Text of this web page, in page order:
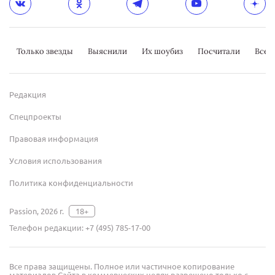
Только звезды Выяснили Их шоубиз Посчитали
Редакция
Спецпроекты
Правовая информация
Условия использования
Политика конфиденциальности
Passion, 2026 г.
18+
Телефон редакции:+7 (495) 785-17-00
Все права защищены. Полное или частичное копирование